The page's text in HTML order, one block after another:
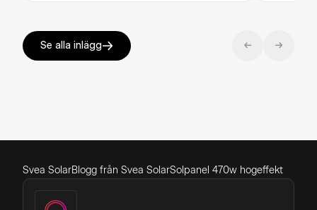
Se alla inlägg
Svea SolarBlogg från Svea SolarSolpanel 470w hogeffekt